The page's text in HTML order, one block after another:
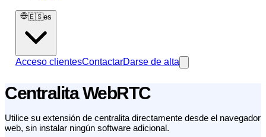
🇪🇸es
Acceso clientesContactarDarse de alta
Centralita WebRTC
Utilice su extensión de centralita directamente desde el navegador
web, sin instalar ningún software adicional.